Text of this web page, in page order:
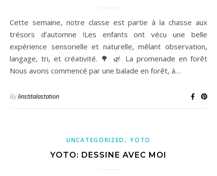
Cette semaine, notre classe est partie à la chasse aux
trésors d’automne !Les enfants ont vécu une belle
expérience sensorielle et naturelle, mêlant observation,
langage, tri, et créativité. 🌳 🌿 La promenade en forêt
Nous avons commencé par une balade en forêt, à…
Bylinstitalastation
UNCATEGORIZED ,YOTO
YOTO: DESSINE AVEC MOI